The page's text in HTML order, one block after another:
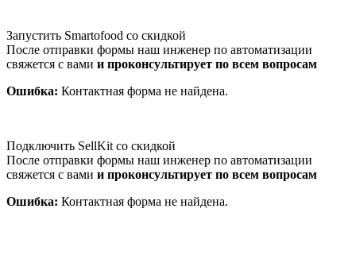
Запустить Smartofood со скидкой
После отправки формы наш инженер по автоматизации
свяжется с вами и проконсультирует по всем вопросам
Ошибка: Контактная форма не найдена.
Подключить SellKit со скидкой
После отправки формы наш инженер по автоматизации
свяжется с вами и проконсультирует по всем вопросам
Ошибка: Контактная форма не найдена.